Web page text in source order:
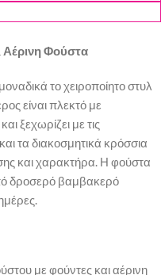
Φούστα
το χειροποίητο στυλ
είναι πλεκτό με
ξεχωρίζει με τις
τα διακοσμητικά κρόσσια
και χαρακτήρα. Η φούστα
δροσερό βαμβακερό
με φούντες και αέρινη